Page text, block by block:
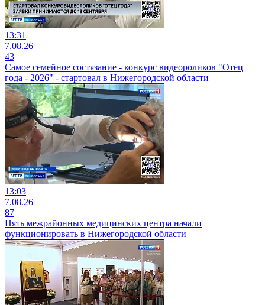
13:31
7.08.26
43
Самое семейное состязание - конкурс видеороликов "Отец
года - 2026" - стартовал в Нижегородской области
13:03
7.08.26
87
Пять межрайонных медицинских центра начали
функционировать в Нижегородской области